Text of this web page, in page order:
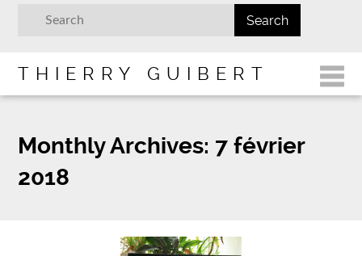
THIERRY GUIBERT
Monthly Archives: 7 février
2018